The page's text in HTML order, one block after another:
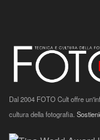
Dal 2004 FOTO Cult offre
cultura della fotografia.